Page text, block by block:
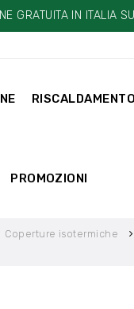
GRATUITA IN ITALIA
RISCALDAMENTO
PROMOZIONI
Coperture isotermiche